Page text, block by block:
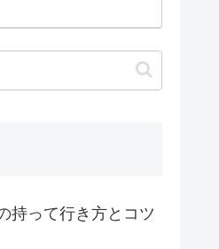
持って行き方とコツ